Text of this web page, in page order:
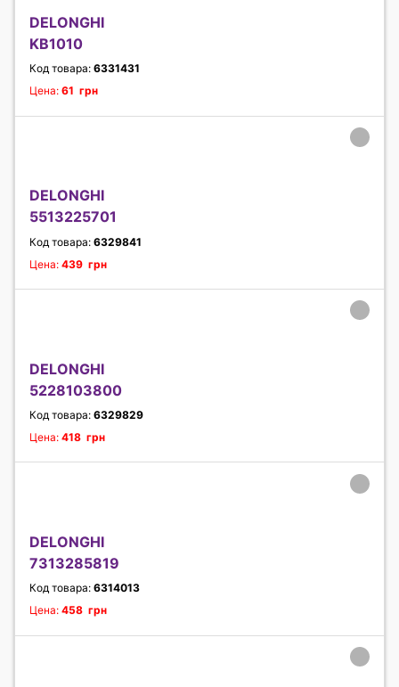
DELONGHI
KB1010
Код товара: 6331431
Цена: 61 грн
DELONGHI
5513225701
Код товара: 6329841
Цена: 439 грн
DELONGHI
5228103800
Код товара: 6329829
Цена: 418 грн
DELONGHI
7313285819
Код товара: 6314013
Цена: 458 грн